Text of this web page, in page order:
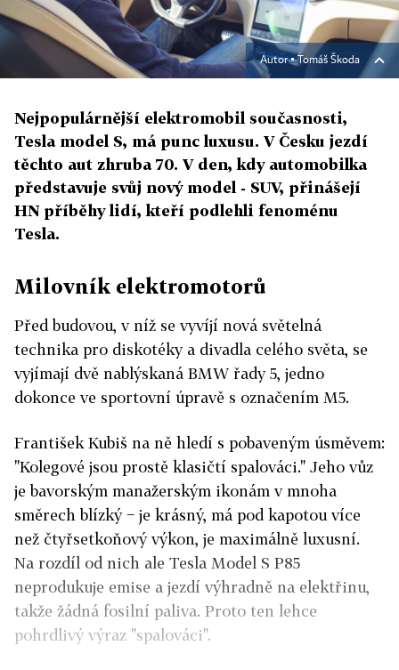
Autor ▪ Tomáš Škoda
Nejpopulárnější elektromobil současnosti,
Tesla model S, má punc luxusu. V Česku jezdí
těchto aut zhruba 70. V den, kdy automobilka
představuje svůj nový model - SUV, přinášejí
HN příběhy lidí, kteří podlehli fenoménu
Tesla.
Milovník elektromotorů
Před budovou, v níž se vyvíjí nová světelná
technika pro diskotéky a divadla celého světa, se
vyjímají dvě nablýskaná BMW řady 5, jedno
dokonce ve sportovní úpravě s označením M5.
František Kubiš na ně hledí s pobaveným úsměvem:
"Kolegové jsou prostě klasičtí spalováci." Jeho vůz
je bavorským manažerským ikonám v mnoha
směrech blízký − je krásný, má pod kapotou více
než čtyřsetkoňový výkon, je maximálně luxusní.
Na rozdíl od nich ale Tesla Model S P85
neprodukuje emise a jezdí výhradně na elektřinu,
takže žádná fosilní paliva. Proto ten lehce
pohrdlivý výraz "spalováci".